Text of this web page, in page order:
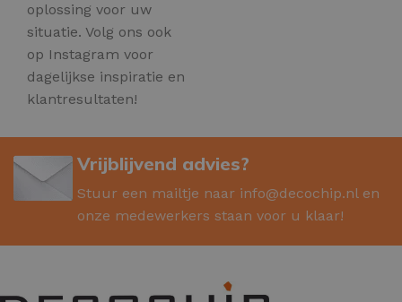
oplossing voor uw
situatie. Volg ons ook
op Instagram voor
dagelijkse inspiratie en
klantresultaten!
Vrijblijvend advies?
Stuur een mailtje naar info@decochip.nl en
onze medewerkers staan voor u klaar!